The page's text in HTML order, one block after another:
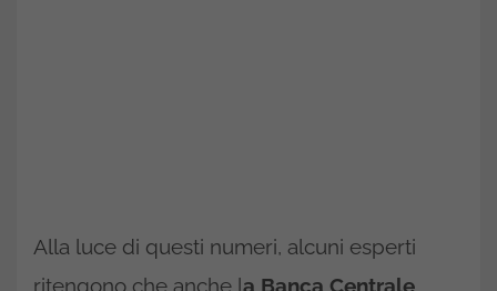
Alla luce di questi numeri, alcuni esperti
ritengono che anche la Banca Centrale